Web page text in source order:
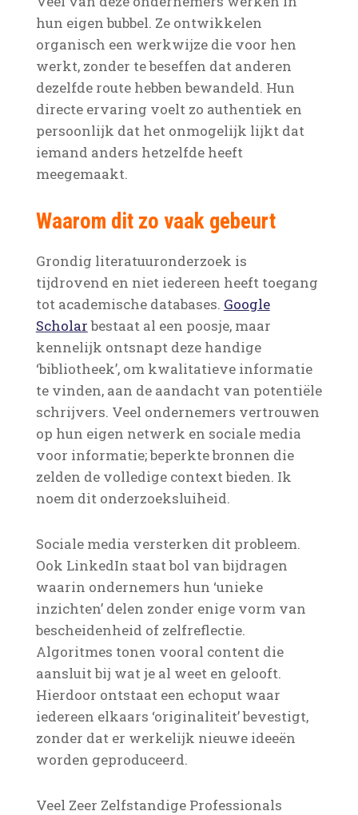
hun eigen bubbel. Ze ontwikkelen
organisch een werkwijze die voor hen
werkt, zonder te beseffen dat anderen
dezelfde route hebben bewandeld. Hun
directe ervaring voelt zo authentiek en
persoonlijk dat het onmogelijk lijkt dat
iemand anders hetzelfde heeft
meegemaakt.
Waarom dit zo vaak gebeurt
Grondig literatuuronderzoek is
tijdrovend en niet iedereen heeft toegang
tot academische databases. Google
Scholarbestaat al een poosje, maar
kennelijk ontsnapt deze handige
‘bibliotheek’, om kwalitatieve informatie
te vinden, aan de aandacht van potentiële
schrijvers. Veel ondernemers vertrouwen
op hun eigen netwerk en sociale media
voor informatie; beperkte bronnen die
zelden de volledige context bieden. Ik
noem dit onderzoeksluiheid.
Sociale media versterken dit probleem.
Ook LinkedIn staat bol van bijdragen
waarin ondernemers hun ‘unieke
inzichten’ delen zonder enige vorm van
bescheidenheid of zelfreflectie.
Algoritmes tonen vooral content die
aansluit bij wat je al weet en gelooft.
Hierdoor ontstaat een echoput waar
iedereen elkaars ‘originaliteit’ bevestigt,
zonder dat er werkelijk nieuwe ideeën
worden geproduceerd.
Veel Zeer Zelfstandige Professionals